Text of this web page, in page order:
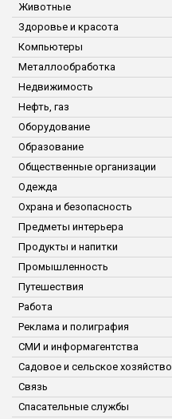
Животные
Здоровье и красота
Компьютеры
Металлообработка
Недвижимость
Нефть, газ
Оборудование
Образование
Общественные организации
Одежда
Охрана и безопасность
Предметы интерьера
Продукты и напитки
Промышленность
Путешествия
Работа
Реклама и полиграфия
СМИ и информагентства
Садовое и сельское хозяйство
Связь
Спасательные службы